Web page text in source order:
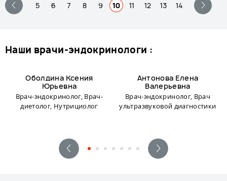
5 6 7 8 9 10 11 12 13 14
наши врачи-эндокринологи :
Оболдина Ксения
Юрьевна
Врач-эндокринолог, Врач-
диетолог, Нутрициолог
Антонова Елена
Валерьевна
Врач-эндокринолог, Врач
ультразвуковой диагностики